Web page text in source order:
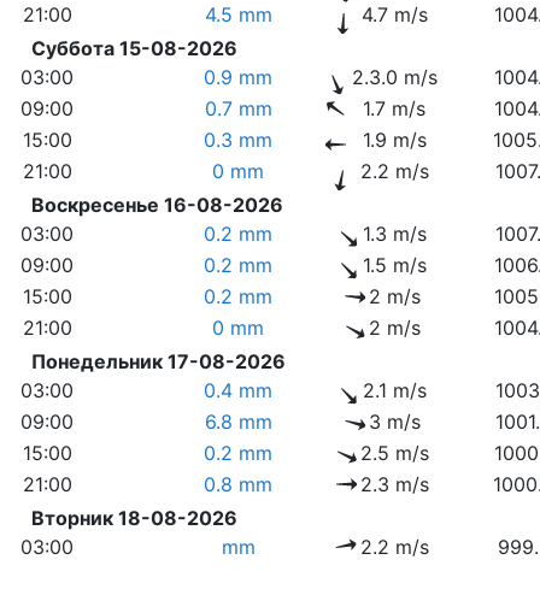
21:00
4.5 mm 4.7 m/s
Суббота 15-08-2026
03:00
0.9 mm 2.3.0 m/s
09:00
0.7 mm 1.7 m/s
15:00
0.3 mm 1.9 m/s
21:00
0 mm 2.2 m/s
Воскресенье 16-08-2026
03:00
0.2 mm 1.3 m/s
09:00
0.2 mm 1.5 m/s
15:00
0.2 mm 2 m/s
21:00
0 mm 2 m/s
Понедельник 17-08-2026
03:00
0.4 mm 2.1 m/s
09:00
6.8 mm 3 m/s
15:00
0.2 mm 2.5 m/s
21:00
0.8 mm 2.3 m/s
Вторник 18-08-2026
03:00
mm 2.2 m/s